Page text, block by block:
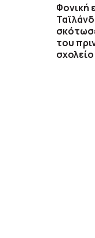
Φονική
του
σχολείο